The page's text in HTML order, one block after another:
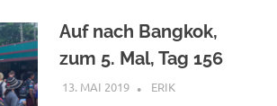
Auf nach Bangkok,
zum 5. Mal, Tag 156
13. MAI 2019 ERIKKAMBODSCHA